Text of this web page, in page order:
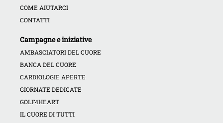
COME AIUTARCI
CONTATTI
Campagne e iniziative
AMBASCIATORI DEL CUORE
BANCA DEL CUORE
CARDIOLOGIE APERTE
GIORNATE DEDICATE
GOLF4HEART
IL CUORE DI TUTTI